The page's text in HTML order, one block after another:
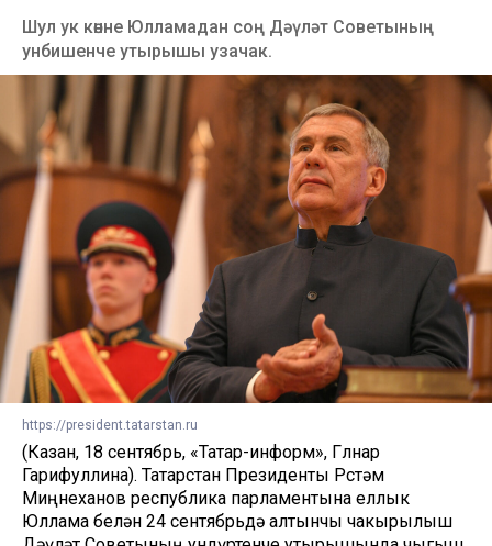
Шул ук көнне Юлламадан соң Дәүләт Советының
унбишенче утырышы узачак.
https://president.tatarstan.ru
(Казан, 18 сентябрь, «Татар-информ», Гөлнар
Гарифуллина). Татарстан Президенты Рөстәм
Миңнеханов республика парламентына еллык
Юллама белән 24 сентябрьдә алтынчы чакырылыш